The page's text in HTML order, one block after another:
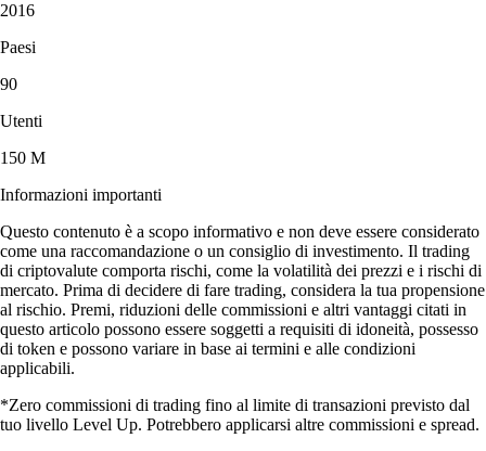
2016
Paesi
90
Utenti
150 M
Informazioni importanti
Questo contenuto è a scopo informativo e non deve essere considerato
come una raccomandazione o un consiglio di investimento. Il trading
di criptovalute comporta rischi, come la volatilità dei prezzi e i rischi di
mercato. Prima di decidere di fare trading, considera la tua propensione
al rischio. Premi, riduzioni delle commissioni e altri vantaggi citati in
questo articolo possono essere soggetti a requisiti di idoneità, possesso
di token e possono variare in base ai termini e alle condizioni
applicabili.
*Zero commissioni di trading fino al limite di transazioni previsto dal
tuo livello Level Up. Potrebbero applicarsi altre commissioni e spread.